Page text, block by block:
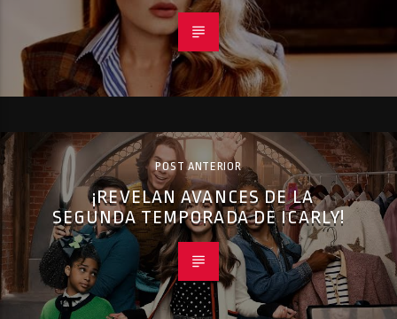
POST ANTERIOR
¡REVELAN AVANCES DE LA
SEGUNDA TEMPORADA DE ICARLY!